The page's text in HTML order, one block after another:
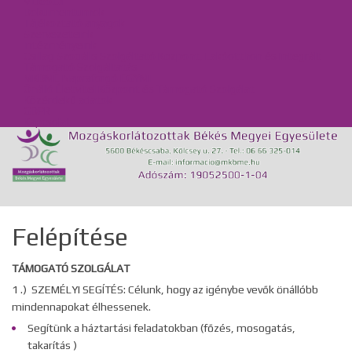
Felépítése
TÁMOGATÓ SZOLGÁLAT
1 .) SZEMÉLYI SEGÍTÉS: Célunk, hogy az igénybe vevők önállóbb
mindennapokat élhessenek.
Segítünk a háztartási feladatokban (főzés, mosogatás,
takarítás )